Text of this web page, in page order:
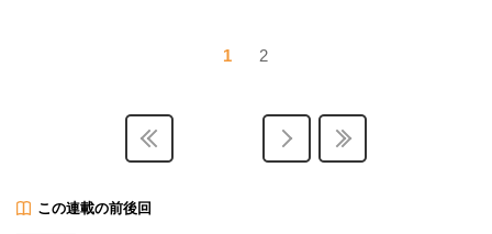
1 2
この連載の前後回